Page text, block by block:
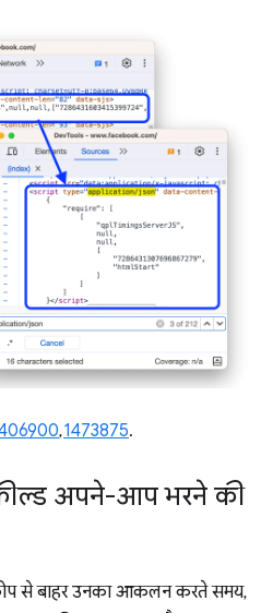
,1473875.
अपने-आप भरने की
से बाहर उनका आकलन करते समय,